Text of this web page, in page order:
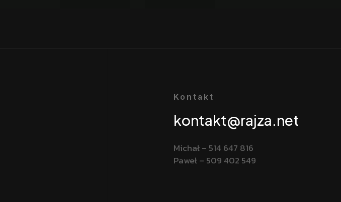
Kontakt
kontakt@rajza.net
Michał – 514 647 816
Paweł – 509 402 549